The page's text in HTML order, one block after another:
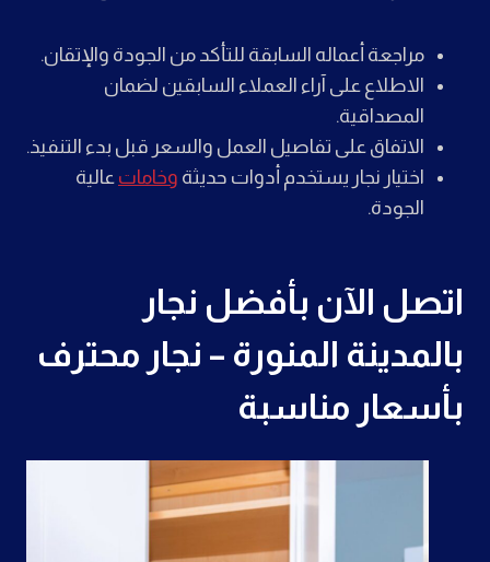
مراجعة أعماله السابقة للتأكد من الجودة والإتقان.
الاطلاع على آراء العملاء السابقين لضمان
المصداقية.
الاتفاق على تفاصيل العمل والسعر قبل بدء التنفيذ.
اختيار نجار يستخدم أدوات حديثة وخامات عالية
الجودة.
اتصل الآن بأفضل نجار
بالمدينة المنورة – نجار محترف
بأسعار مناسبة